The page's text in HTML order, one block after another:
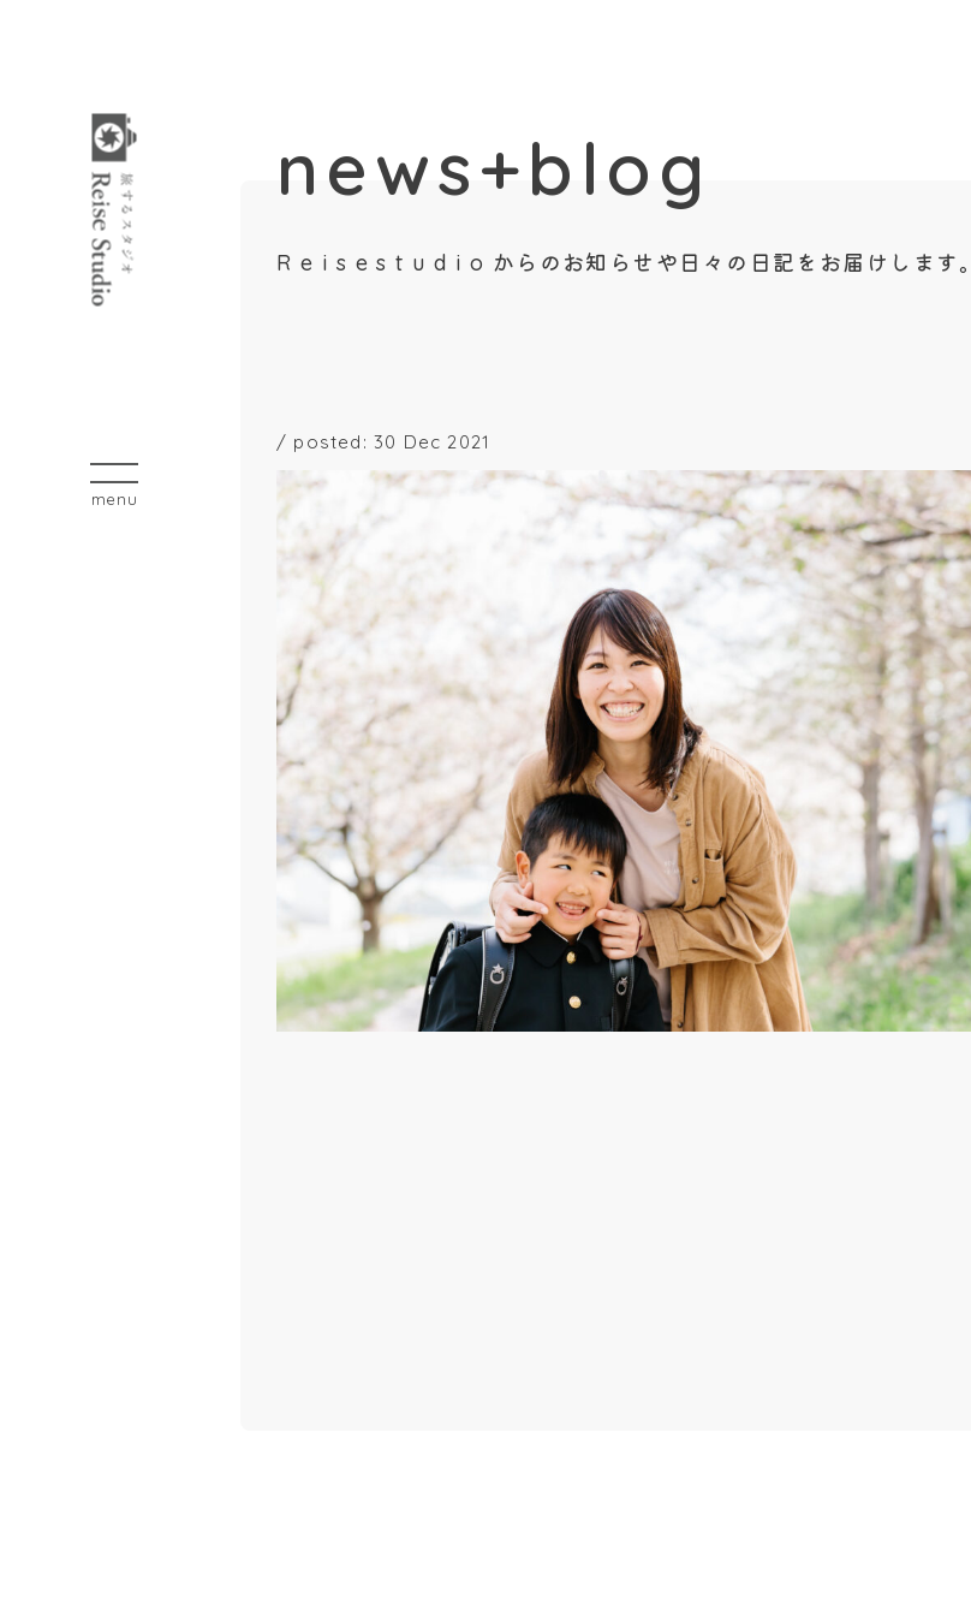
news+blog
R e i s e s t u d i o からのお知らせや日々の日記をお届けします。
/ posted: 30 Dec 2021